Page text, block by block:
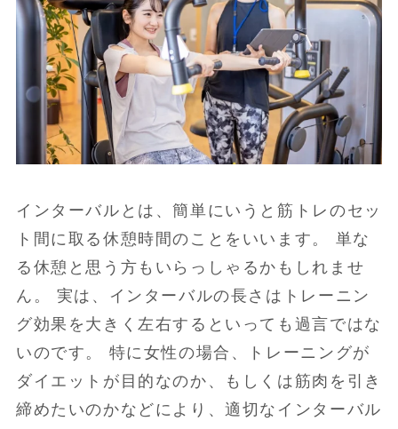
インターバルとは、簡単にいうと筋トレのセッ
ト間に取る休憩時間のことをいいます。 単な
る休憩と思う方もいらっしゃるかもしれませ
ん。 実は、インターバルの長さはトレーニン
グ効果を大きく左右するといっても過言ではな
いのです。 特に女性の場合、トレーニングが
ダイエットが目的なのか、もしくは筋肉を引き
締めたいのかなどにより、適切なインターバル